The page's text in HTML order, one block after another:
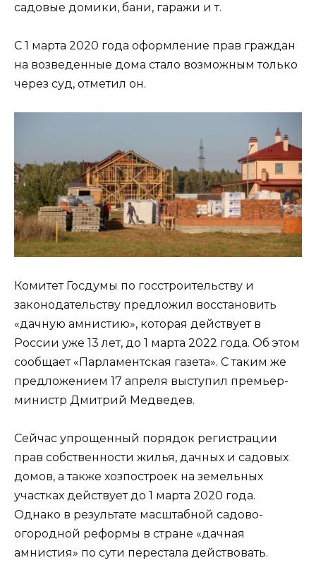
садовые домики, бани, гаражи и т.
С 1 марта 2020 года оформление прав граждан
на возведенные дома стало возможным только
через суд, отметил он.
Комитет Госдумы по госстроительству и
законодательству предложил восстановить
«дачную амнистию», которая действует в
России уже 13 лет, до 1 марта 2022 года. Об этом
сообщает «Парламентская газета». С таким же
предложением 17 апреля выступил премьер-
министр Дмитрий Медведев.
Сейчас упрощенный порядок регистрации
прав собственности жилья, дачных и садовых
домов, а также хозпостроек на земельных
участках действует до 1 марта 2020 года.
Однако в результате масштабной садово-
огородной реформы в стране «дачная
амнистия» по сути перестала действовать.